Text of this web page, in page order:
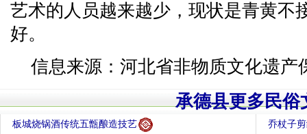
艺术的人员越来越少，现状是青黄不
好。
信息来源：河北省非物质文化遗产
承德县更多民俗
板城烧锅酒传统五甑酿造技艺 乔杖子